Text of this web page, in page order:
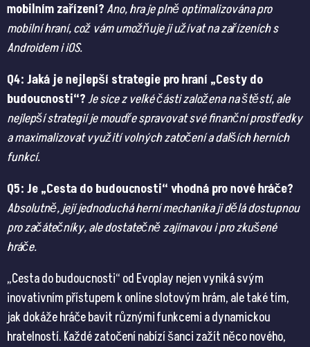
mobilním zařízení?Ano, hra je plně optimalizována pro
mobilní hraní, což vám umožňuje ji užívat na zařízeních s
Androidem i iOS.
Q4: Jaká je nejlepší strategie pro hraní „Cesty do
budoucnosti“?Je sice z velké části založena na štěstí, ale
nejlepší strategií je moudře spravovat své finanční prostředky
a maximalizovat využití volných zatočení a dalších herních
funkcí.
Q5: Je „Cesta do budoucnosti“ vhodná pro nové hráče?
Absolutně, její jednoduchá herní mechanika ji dělá dostupnou
pro začátečníky, ale dostatečně zajímavou i pro zkušené
hráče.
„Cesta do budoucnosti“ od Evoplay nejen vyniká svým
inovativním přístupem k online slotovým hrám, ale také tím,
jak dokáže hráče bavit různými funkcemi a dynamickou
hratelností. Každé zatočení nabízí šanci zažít něco nového,